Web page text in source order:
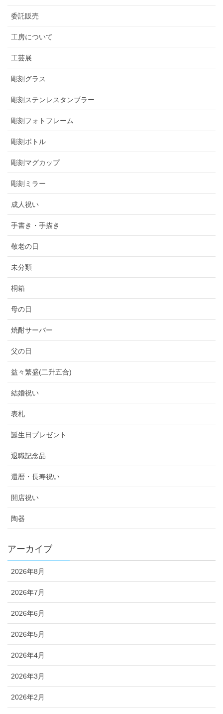
委託販売
工房について
工芸展
彫刻グラス
彫刻ステンレスタンブラー
彫刻フォトフレーム
彫刻ボトル
彫刻マグカップ
彫刻ミラー
成人祝い
手書き・手描き
敬老の日
未分類
桐箱
母の日
焼酎サーバー
父の日
益々繁盛(二升五合)
結婚祝い
表札
誕生日プレゼント
退職記念品
還暦・長寿祝い
開店祝い
陶器
アーカイブ
2026年8月
2026年7月
2026年6月
2026年5月
2026年4月
2026年3月
2026年2月